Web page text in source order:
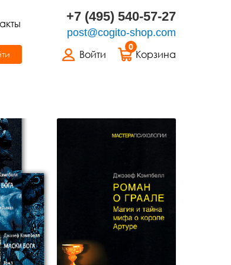
+7 (495) 540-57-27
post@cogito-shop.com
Войти
0
Корзина